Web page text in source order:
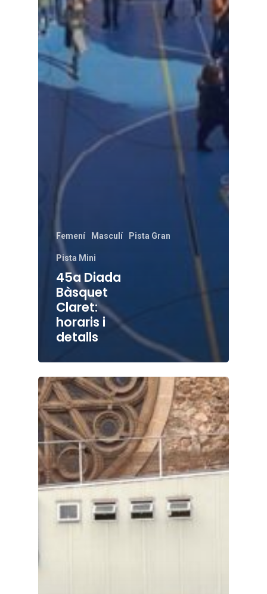
Femení Masculí Pista Gran
Pista Mini
45a Diada
Bàsquet
Claret:
horaris i
detalls